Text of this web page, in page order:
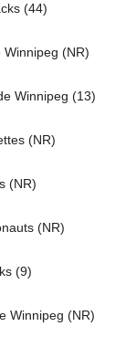
(44)
(NR)
Winnipeg (13)
(NR)
(NR)
(NR)
(9)
Winnipeg (NR)